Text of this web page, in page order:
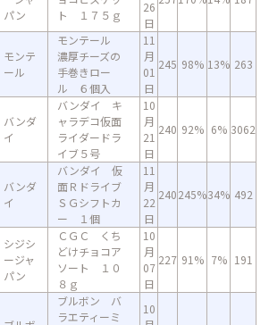
パン
ト １７５ｇ
26
日
モンテ
ール
モンテール
濃厚チーズの
手巻きロー
ル ６個入
11
月
01
日
245 98% 13% 263
バンダ
イ
バンダイ キ
ャラデコ仮面
ライダードラ
イブ５号
10
月
21
日
240 92% 6% 3062
バンダ
イ
バンダイ 仮
面Ｒドライブ
ＳＧシフトカ
ー １個
11
月
22
日
240245%34% 492
シジシ
ージャ
パン
ＣＧＣ くち
どけチョコア
ソート １０
８ｇ
10
月
07
日
227 91% 7% 191
ブルボン バ
ラエティーミ
10